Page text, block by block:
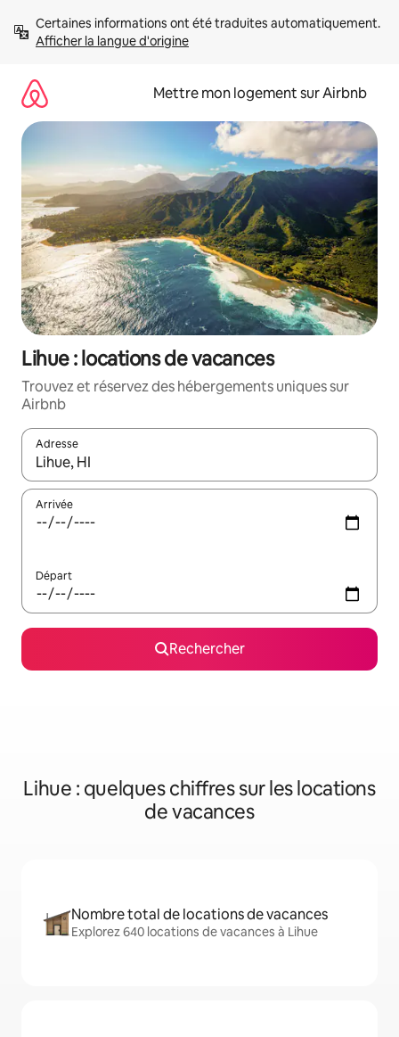
directement
Afficher la langue d'origine
Mettre mon logement sur Airbnb
Lihue : locations de vacances
Trouvez et réservez des hébergements uniques sur
Airbnb
Adresse
Lorsque les résultats s'affichent, utilisez les flèches vers le
Arrivée
Départ
Rechercher
Lihue : quelques chiffres sur les locations
de vacances
Nombre total de locations de vacances
Explorez 640 locations de vacances à Lihue